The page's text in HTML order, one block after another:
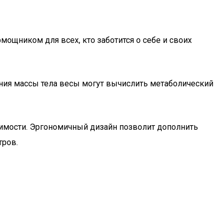
для всех, кто заботится о себе и своих
массы тела весы могут вычислить метаболический
Эргономичный дизайн позволит дополнить